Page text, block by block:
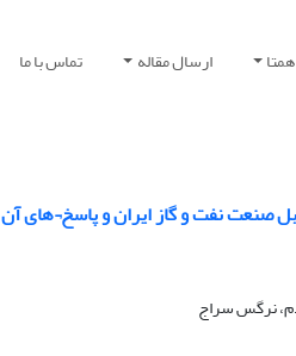
ارسال مقاله تماس با ما
صنعت نفت و گاز ایران و پاسخ¬های آن
نرگس سراج